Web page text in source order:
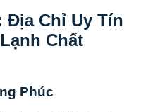
Địa Chỉ Uy Tín
Chất
Phúc